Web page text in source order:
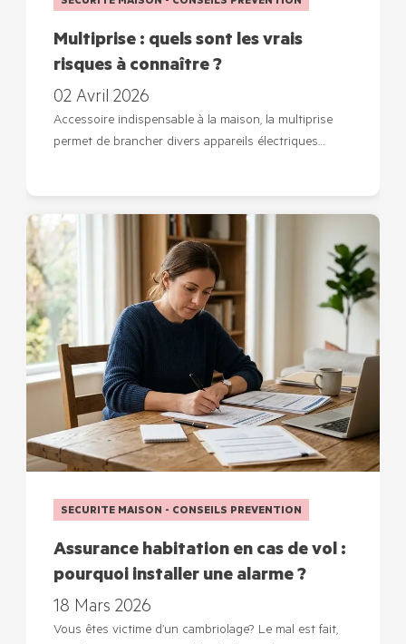
SECURITE MAISON - CONSEILS PREVENTION
Multiprise : quels sont les vrais
risques à connaître ?
02 Avril 2026
Accessoire indispensable à la maison, la multiprise
permet de brancher divers appareils électriques…
SECURITE MAISON - CONSEILS PREVENTION
Assurance habitation en cas de vol :
pourquoi installer une alarme ?
18 Mars 2026
Vous êtes victime d’un cambriolage? Le mal est fait,